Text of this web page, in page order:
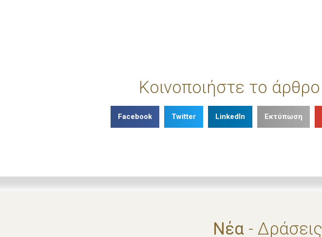
Κοινοποιήστε το άρθρο
Facebook Twitter LinkedIn Εκτύπωση
Νέα - Δράσεις